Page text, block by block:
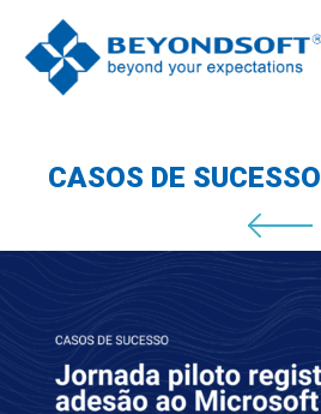
CASOS DE SUCESSO